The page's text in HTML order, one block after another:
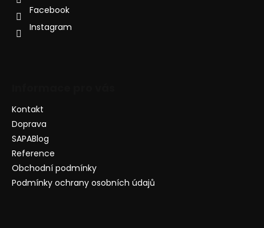
Facebook
Instagram
Kontakt
Doprava
SAPABlog
Reference
Obchodní podmínky
Podmínky ochrany osobních údajů